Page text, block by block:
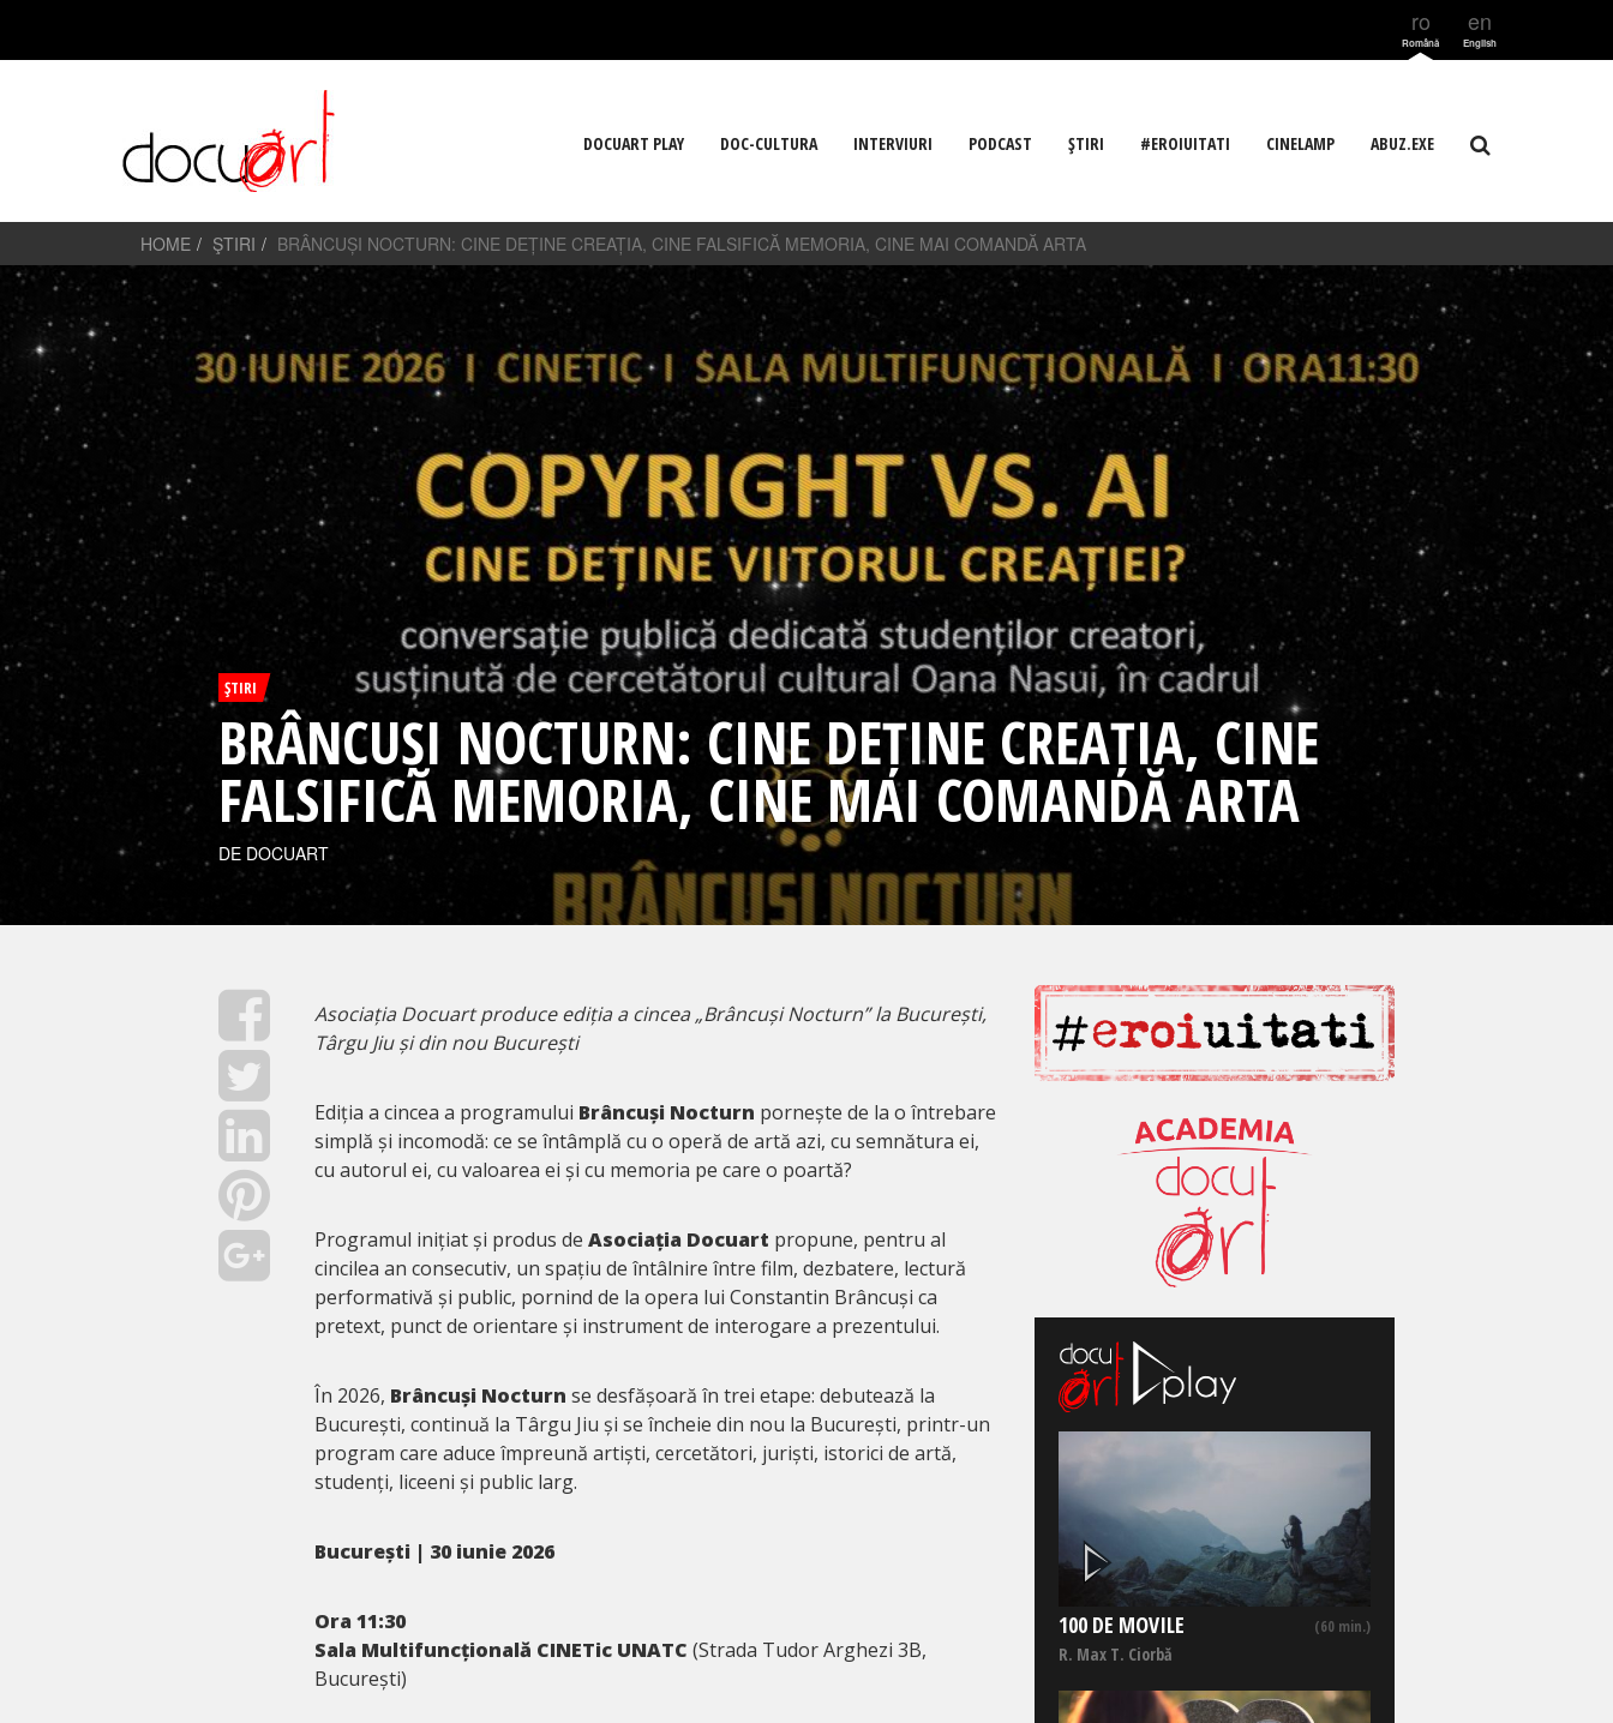
ro
Română
en
English
DOCUART PLAY DOC-CULTURA INTERVIURI PODCAST ŞTIRI #EROIUITATI CINELAMP ABUZ.EXE
HOME ŞTIRI BRÂNCUȘI NOCTURN: CINE DEȚINE CREAȚIA, CINE FALSIFICĂ MEMORIA, CINE MAI COMANDĂ ARTA
ŞTIRI
BRÂNCUȘI NOCTURN: CINE DEȚINE CREAȚIA, CINE
FALSIFICĂ MEMORIA, CINE MAI COMANDĂ ARTA
DE DOCUART
Asociația Docuart produce ediția a cincea „Brâncuși Nocturn” la București,
Târgu Jiu și din nou București
Ediția a cincea a programului Brâncuși Nocturn pornește de la o întrebare
simplă și incomodă: ce se întâmplă cu o operă de artă azi, cu semnătura ei,
cu autorul ei, cu valoarea ei și cu memoria pe care o poartă?
Programul inițiat și produs de Asociația Docuart propune, pentru al
cincilea an consecutiv, un spațiu de întâlnire între film, dezbatere, lectură
performativă și public, pornind de la opera lui Constantin Brâncuși ca
pretext, punct de orientare și instrument de interogare a prezentului.
În 2026, Brâncuși Nocturn se desfășoară în trei etape: debutează la
București, continuă la Târgu Jiu și se încheie din nou la București, printr-un
program care aduce împreună artiști, cercetători, juriști, istorici de artă,
studenți, liceeni și public larg.
București | 30 iunie 2026
Ora 11:30
Sala Multifuncțională CINETic UNATC (Strada Tudor Arghezi 3B,
București)
100 DE MOVILE (60 min.)
R. Max T. Ciorbă